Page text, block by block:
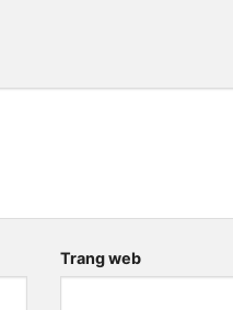
Trang web